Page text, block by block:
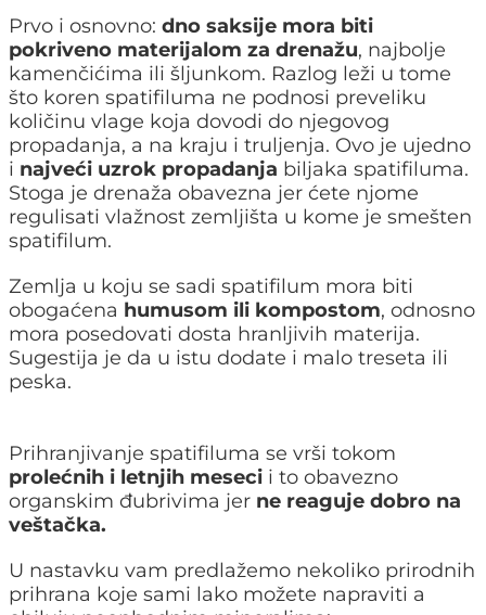
Prvo i osnovno: dno saksije mora biti
pokriveno materijalom za drenažu, najbolje
kamenčićima ili šljunkom. Razlog leži u tome
što koren spatifiluma ne podnosi preveliku
količinu vlage koja dovodi do njegovog
propadanja, a na kraju i truljenja. Ovo je ujedno
i najveći uzrok propadanja biljaka spatifiluma.
Stoga je drenaža obavezna jer ćete njome
regulisati vlažnost zemljišta u kome je smešten
spatifilum.
Zemlja u koju se sadi spatifilum mora biti
obogaćena humusom ili kompostom, odnosno
mora posedovati dosta hranljivih materija.
Sugestija je da u istu dodate i malo treseta ili
peska.
Prihranjivanje spatifiluma se vrši tokom
prolećnih i letnjih meseci i to obavezno
organskim đubrivima jer ne reaguje dobro na
veštačka.
U nastavku vam predlažemo nekoliko prirodnih
prihrana koje sami lako možete napraviti a